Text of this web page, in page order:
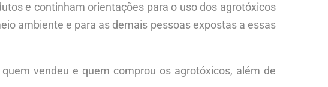
e continham orientações para o uso dos agrotóxicos
ambiente e para as demais pessoas expostas a essas
vendeu e quem comprou os agrotóxicos, além de